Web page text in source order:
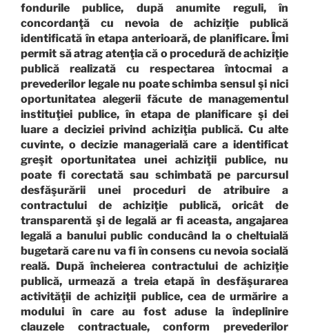
fondurile publice, după anumite reguli, în
concordanţă cu nevoia de achiziţie publică
identificată în etapa anterioară, de planificare. Îmi
permit să atrag atenţia că o procedură de achiziţie
publică realizată cu respectarea întocmai a
prevederilor legale nu poate schimba sensul şi nici
oportunitatea alegerii făcute de managementul
instituţiei publice, în etapa de planificare şi dei
luare a deciziei privind achiziţia publică. Cu alte
cuvinte, o decizie managerială care a identificat
greşit oportunitatea unei achiziţii publice, nu
poate fi corectată sau schimbată pe parcursul
desfăşurării unei proceduri de atribuire a
contractului de achiziţie publică, oricât de
transparentă şi de legală ar fi aceasta, angajarea
legală a banului public conducând la o cheltuială
bugetară care nu va fi în consens cu nevoia socială
reală. După încheierea contractului de achiziţie
publică, urmează a treia etapă în desfăşurarea
activităţii de achiziţii publice, cea de urmărire a
modului în care au fost aduse la îndeplinire
clauzele contractuale, conform prevederilor